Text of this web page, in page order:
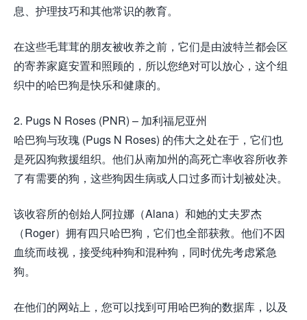
息、护理技巧和其他常识的教育。
在这些毛茸茸的朋友被收养之前，它们是由波特兰都会区
的寄养家庭安置和照顾的，所以您绝对可以放心，这个组
织中的哈巴狗是快乐和健康的。
2. Pugs N Roses (PNR) – 加利福尼亚州
哈巴狗与玫瑰 (Pugs N Roses) 的伟大之处在于，它们也
是死囚狗救援组织。他们从南加州的高死亡率收容所收养
了有需要的狗，这些狗因生病或人口过多而计划被处决。
该收容所的创始人阿拉娜（Alana）和她的丈夫罗杰
（Roger）拥有四只哈巴狗，它们也全部获救。他们不因
血统而歧视，接受纯种狗和混种狗，同时优先考虑紧急
狗。
在他们的网站上，您可以找到可用哈巴狗的数据库，以及